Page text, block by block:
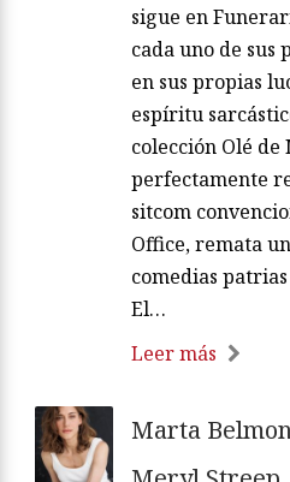
sigue en
cada uno de sus
en sus propias
espíritu
colección Olé de
perfectamente
sitcom
Office, remata
comedias
El…
Leer más
Marta